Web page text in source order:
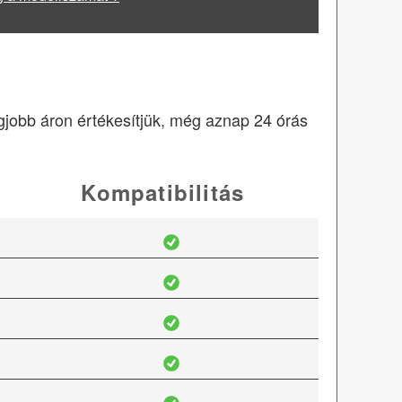
áron értékesítjük, még aznap 24 órás
Kompatibilitás